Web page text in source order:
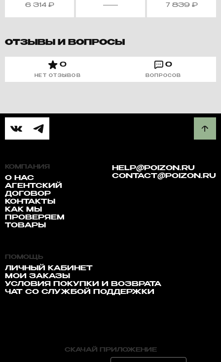
6 314 ₽ 7 839 ₽
ОТЗЫВЫ И ВОПРОСЫ
0
НЕТ ОТЗЫВОВ
0
ВОПРОСОВ
КОМПАНИЯ
О НАС
АГЕНТСКИЙ
ДОГОВОР
КОНТАКТЫ
КАК МЫ
ПРОВЕРЯЕМ
ТОВАРЫ
HELP@POIZON.RU
CONTACT@POIZON.RU
ПОМОЩЬ
ЛИЧНЫЙ КАБИНЕТ
МОИ ЗАКАЗЫ
УСЛОВИЯ ПОКУПКИ И ВОЗВРАТА
ЧАТ СО СЛУЖБОЙ ПОДДЕРЖКИ
СКАЧАЙ ПРИЛОЖЕНИЕ